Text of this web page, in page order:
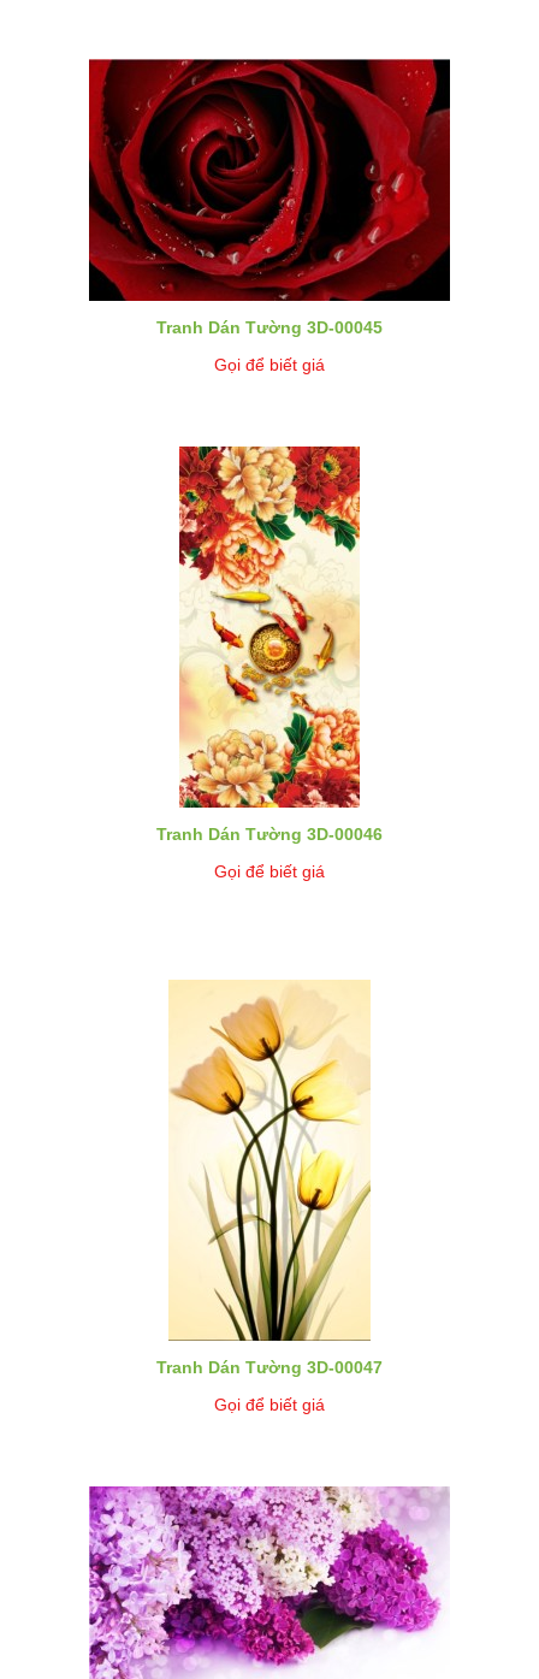
Tranh Dán Tường 3D-00045
Gọi để biết giá
Tranh Dán Tường 3D-00046
Gọi để biết giá
Tranh Dán Tường 3D-00047
Gọi để biết giá